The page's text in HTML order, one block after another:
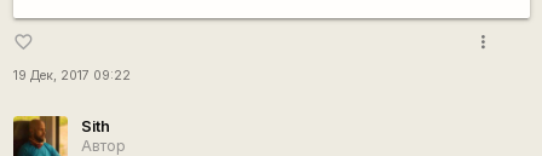
favorite_border
19 Дек, 2017 09:22
more_vert
Sith
Автор